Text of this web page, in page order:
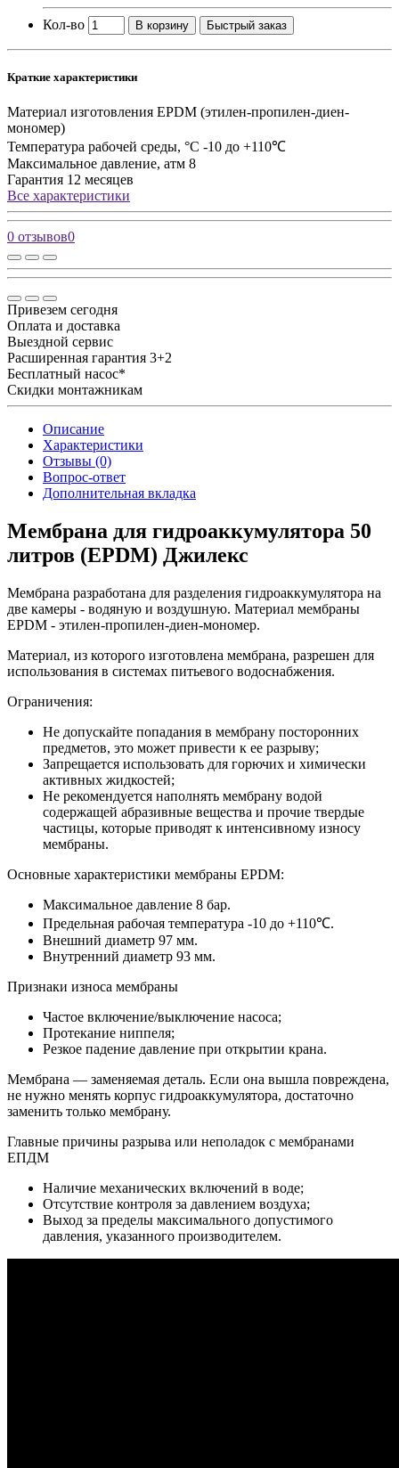
Кол-во В корзину Быстрый заказ
Краткие характеристики
Материал изготовления EPDM (этилен-пропилен-диен-
мономер)
Температура рабочей среды, °C -10 до +110℃
Максимальное давление, атм 8
Гарантия 12 месяцев
Все характеристики
0 отзывов0
Привезем сегодня
Оплата и доставка
Выездной сервис
Расширенная гарантия 3+2
Бесплатный насос*
Скидки монтажникам
Описание
Характеристики
Отзывы (0)
Вопрос-ответ
Дополнительная вкладка
Мембрана для гидроаккумулятора 50
литров (EPDM) Джилекс
Мембрана разработана для разделения гидроаккумулятора на
две камеры - водяную и воздушную. Материал мембраны
EPDM - этилен-пропилен-диен-мономер.
Материал, из которого изготовлена мембрана, разрешен для
использования в системах питьевого водоснабжения.
Ограничения:
Не допускайте попадания в мембрану посторонних
предметов, это может привести к ее разрыву;
Запрещается использовать для горючих и химически
активных жидкостей;
Не рекомендуется наполнять мембрану водой
содержащей абразивные вещества и прочие твердые
частицы, которые приводят к интенсивному износу
мембраны.
Основные характеристики мембраны EPDM:
Максимальное давление 8 бар.
Предельная рабочая температура -10 до +110℃.
Внешний диаметр 97 мм.
Внутренний диаметр 93 мм.
Признаки износа мембраны
Частое включение/выключение насоса;
Протекание ниппеля;
Резкое падение давление при открытии крана.
Мембрана — заменяемая деталь. Если она вышла повреждена,
не нужно менять корпус гидроаккумулятора, достаточно
заменить только мембрану.
Главные причины разрыва или неполадок с мембранами
ЕПДМ
Наличие механических включений в воде;
Отсутствие контроля за давлением воздуха;
Выход за пределы максимального допустимого
давления, указанного производителем.